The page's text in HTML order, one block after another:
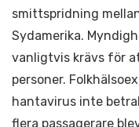
smittspridning
Sydamerika.
vanligtvis krävs för
personer.
hantavirus inte
flera passagerare